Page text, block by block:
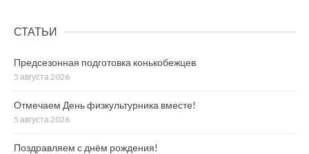
СТАТЬИ
Предсезонная подготовка конькобежцев
5 августа 2026
Отмечаем День физкультурника вместе!
5 августа 2026
Поздравляем с днём рождения!